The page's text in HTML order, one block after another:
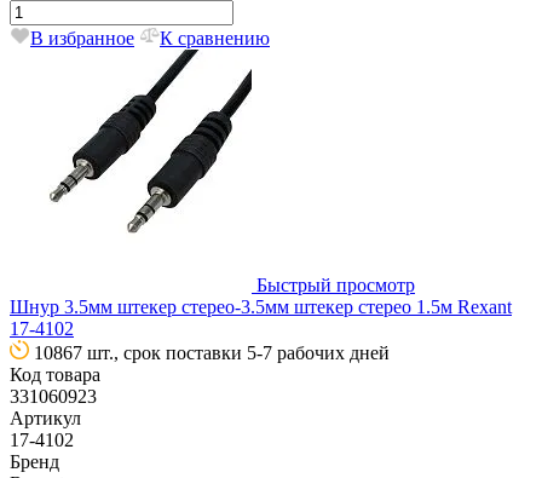
В избранное К сравнению
Быстрый просмотр
Шнур 3.5мм штекер стерео-3.5мм штекер стерео 1.5м Rexant
17-4102
10867 шт., срок поставки 5-7 рабочих дней
Код товара
331060923
Артикул
17-4102
Бренд